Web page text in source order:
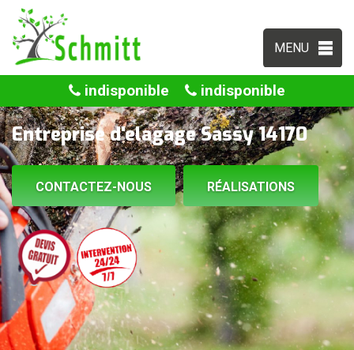
MENU
indisponible indisponible
Entreprise d'elagage Sassy 14170
CONTACTEZ-NOUS RÉALISATIONS